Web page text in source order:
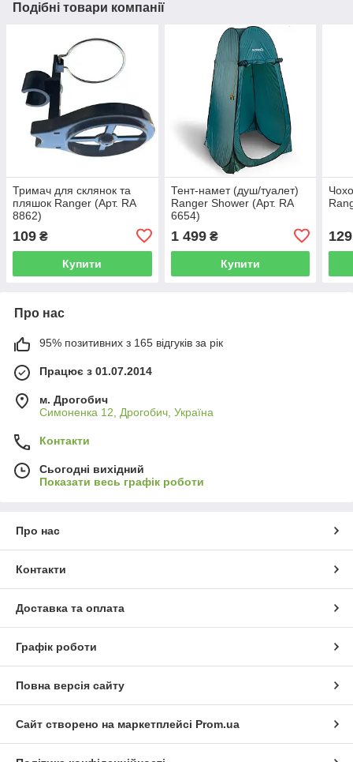
Подібні товари компанії
Тримач для склянок та
пляшок Ranger (Арт. RA
8862)
109 ₴
Купити
Тент-намет (душ/туалет)
Ranger Shower (Арт. RA
6654)
1 499₴
Купити
129
Про нас
95% позитивних з 165 відгуків за рік
Працює з 01.07.2014
м. Дрогобич
Симоненка 12, Дрогобич, Україна
Контакти
Сьогодні вихідний
Показати весь графік роботи
Про нас
Контакти
Доставка та оплата
Графік роботи
Повна версія сайту
Сайт створено на маркетплейсі Prom.ua